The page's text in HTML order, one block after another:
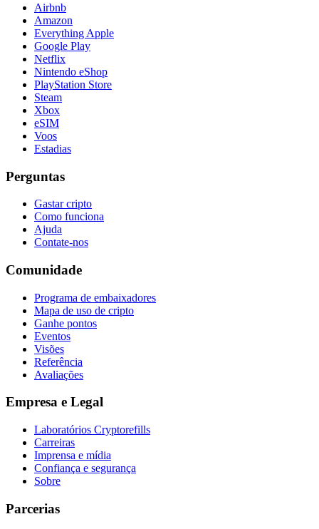
Airbnb
Amazon
Everything Apple
Google Play
Netflix
Nintendo eShop
PlayStation Store
Steam
Xbox
eSIM
Voos
Estadias
Perguntas
Gastar cripto
Como funciona
Ajuda
Contate-nos
Comunidade
Programa de embaixadores
Mapa de uso de cripto
Ganhe pontos
Eventos
Visões
Referência
Avaliações
Empresa e Legal
Laboratórios Cryptorefills
Carreiras
Imprensa e mídia
Confiança e segurança
Sobre
Parcerias